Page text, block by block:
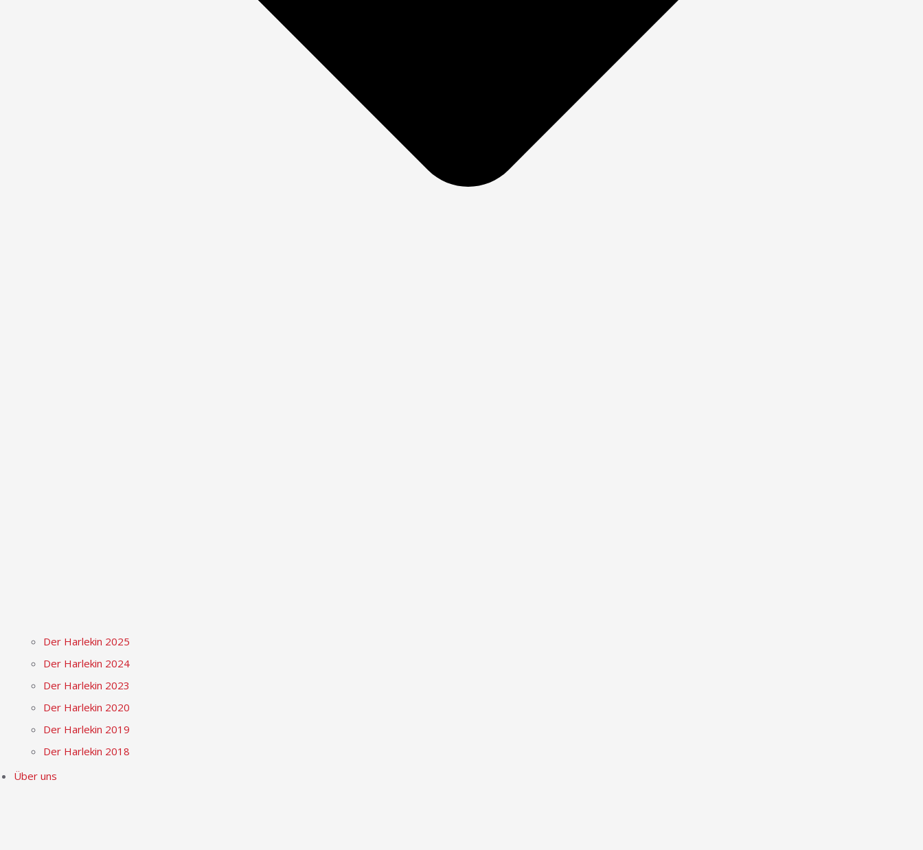
Der Harlekin 2025
Der Harlekin 2024
Der Harlekin 2023
Der Harlekin 2020
Der Harlekin 2019
Der Harlekin 2018
Über uns